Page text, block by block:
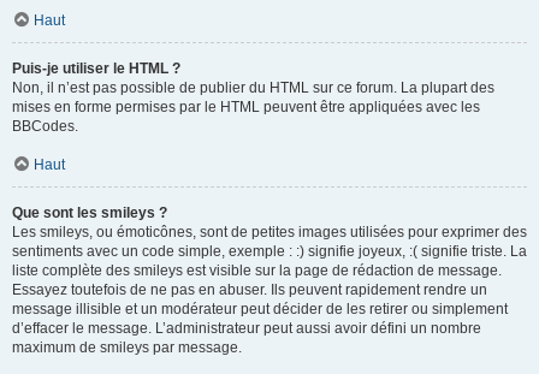
Haut
Puis-je utiliser le HTML ?
Non, il n’est pas possible de publier du HTML sur ce forum. La plupart des
mises en forme permises par le HTML peuvent être appliquées avec les
BBCodes.
Haut
Que sont les smileys ?
Les smileys, ou émoticônes, sont de petites images utilisées pour exprimer des
sentiments avec un code simple, exemple : :) signifie joyeux, :( signifie triste. La
liste complète des smileys est visible sur la page de rédaction de message.
Essayez toutefois de ne pas en abuser. Ils peuvent rapidement rendre un
message illisible et un modérateur peut décider de les retirer ou simplement
d’effacer le message. L’administrateur peut aussi avoir défini un nombre
maximum de smileys par message.